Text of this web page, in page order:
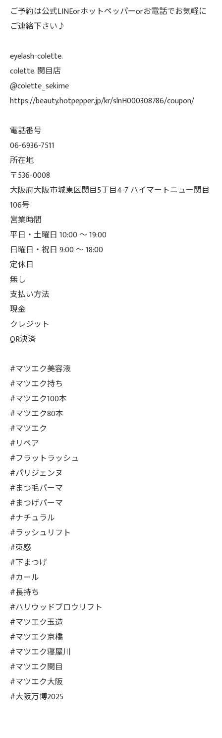
ご予約は公式LINEorホットペッパーorお電話でお気軽に
ご連絡下さい♪
eyelash-colette.
colette. 関目店
@colette_sekime
https://beauty.hotpepper.jp/kr/slnH000308786/coupon/
電話番号
06-6936-7511
所在地
〒536-0008
大阪府大阪市城東区関目5丁目4-7 ハイマートニュー関目
106号
営業時間
平日・土曜日 10:00 ～ 19:00
日曜日・祝日 9:00 ～ 18:00
定休日
無し
支払い方法
現金
クレジット
QR決済
#マツエク美容液
#マツエク持ち
#マツエク100本
#マツエク80本
#マツエク
#リペア
#フラットラッシュ
#パリジェンヌ
#まつ毛パーマ
#まつげパーマ
#ナチュラル
#ラッシュリフト
#束感
#下まつげ
#カール
#長持ち
#ハリウッドブロウリフト
#マツエク玉造
#マツエク京橋
#マツエク寝屋川
#マツエク関目
#マツエク大阪
#大阪万博2025